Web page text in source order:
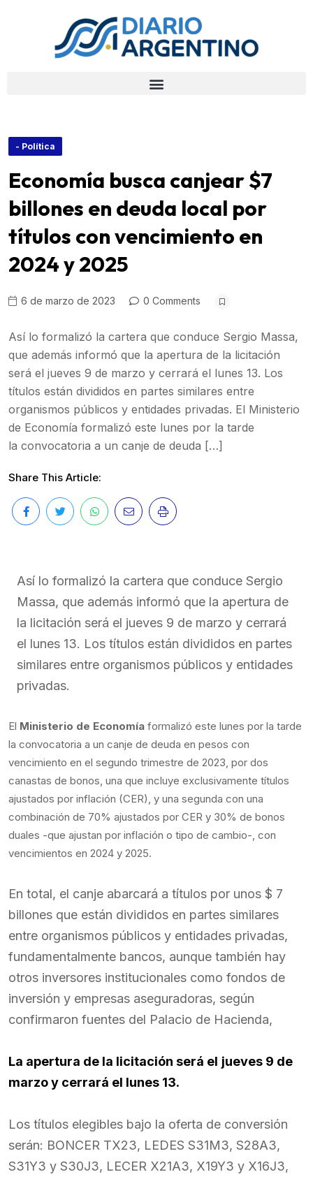
- Política
Economía busca canjear $7
billones en deuda local por
títulos con vencimiento en
2024 y 2025
6 de marzo de 2023 0 Comments
Así lo formalizó la cartera que conduce Sergio Massa,
que además informó que la apertura de la licitación
será el jueves 9 de marzo y cerrará el lunes 13. Los
títulos están divididos en partes similares entre
organismos públicos y entidades privadas. El Ministerio
de Economía formalizó este lunes por la tarde
la convocatoria a un canje de deuda […]
Share This Article:
Así lo formalizó la cartera que conduce Sergio
Massa, que además informó que la apertura de
la licitación será el jueves 9 de marzo y cerrará
el lunes 13. Los títulos están divididos en partes
similares entre organismos públicos y entidades
privadas.
El Ministerio de Economía formalizó este lunes por la tarde
la convocatoria a un canje de deuda en pesos con
vencimiento en el segundo trimestre de 2023, por dos
canastas de bonos, una que incluye exclusivamente títulos
ajustados por inflación (CER), y una segunda con una
combinación de 70% ajustados por CER y 30% de bonos
duales -que ajustan por inflación o tipo de cambio-, con
vencimientos en 2024 y 2025.
En total, el canje abarcará a títulos por unos $ 7
billones que están divididos en partes similares
entre organismos públicos y entidades privadas,
fundamentalmente bancos, aunque también hay
otros inversores institucionales como fondos de
inversión y empresas aseguradoras, según
confirmaron fuentes del Palacio de Hacienda,
La apertura de la licitación será el jueves 9 de
marzo y cerrará el lunes 13.
Los títulos elegibles bajo la oferta de conversión
serán: BONCER TX23, LEDES S31M3, S28A3,
S31Y3 y S30J3, LECER X21A3, X19Y3 y X16J3,